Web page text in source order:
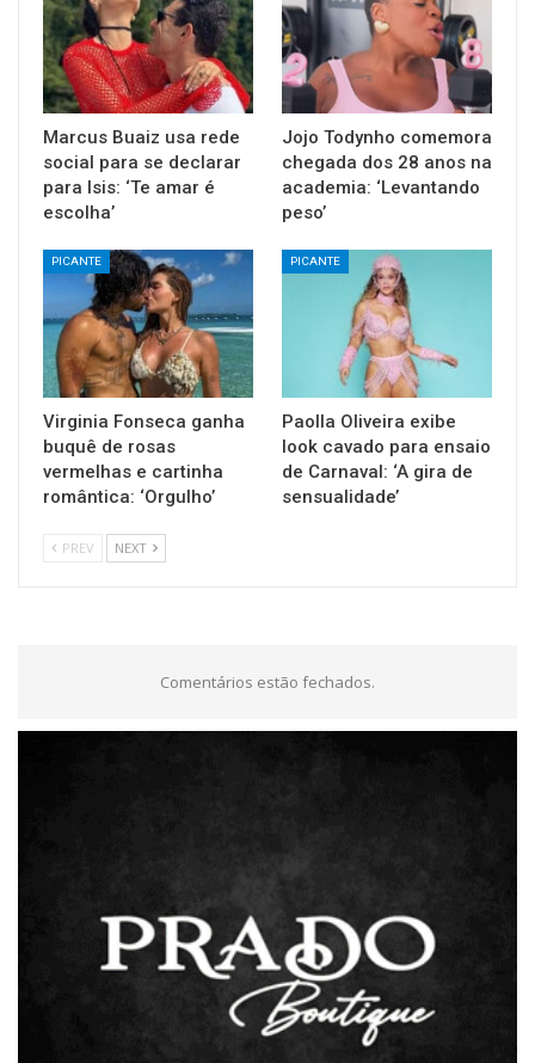
Marcus Buaiz usa rede
social para se declarar
para Isis: ‘Te amar é
escolha’
Jojo Todynho comemora
chegada dos 28 anos na
academia: ‘Levantando
peso’
PICANTE
Virginia Fonseca ganha
buquê de rosas
vermelhas e cartinha
romântica: ‘Orgulho’
PICANTE
Paolla Oliveira exibe
look cavado para ensaio
de Carnaval: ‘A gira de
sensualidade’
PREV NEXT
Comentários estão fechados.